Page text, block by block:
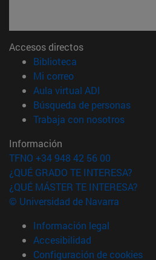
Accesos directos
Biblioteca
Mi correo(abre en nueva
Aula virtual ADI
Búsqueda de personas(abre
Trabaja con nosotros(abre
Información
TFNO +34 948 42 56 00
¿QUÉ GRADO TE INTERESA?
¿QUÉ MÁSTER TE INTERESA?
© Universidad de Navarra
Información legal
Accesibilidad
Configuración de cookies